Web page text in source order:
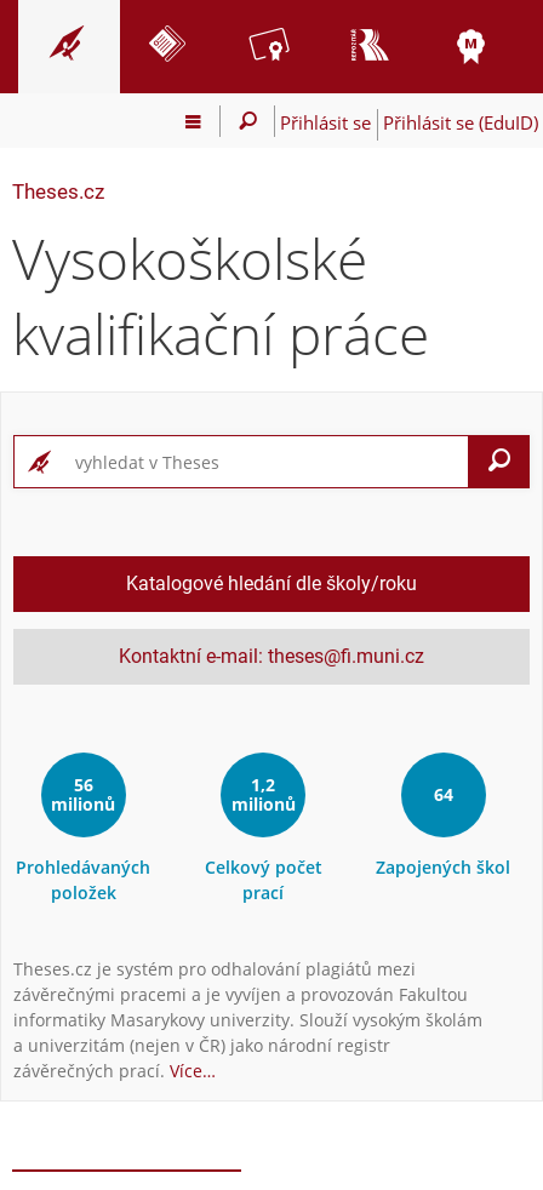
Přihlásit se Přihlásit se (EduID)
Theses.cz
Vysokoškolské
kvalifikační práce
Katalogové hledání dle školy/roku
Kontaktní e-mail: theses@fi.muni.cz
56
milionů
Prohledávaných
položek
1,2
milionů
Celkový počet
prací
64
Zapojených škol
Theses.cz je systém pro odhalování plagiátů mezi
závěrečnými pracemi a je vyvíjen a provozován Fakultou
informatiky Masarykovy univerzity. Slouží vysokým školám
a univerzitám (nejen v ČR) jako národní registr
závěrečných prací. Více…